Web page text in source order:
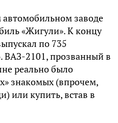
заводе
«Жигули». К концу
по 735
ВАЗ-2101, прозванный в
реально было
знакомых (впрочем,
или купить, встав в